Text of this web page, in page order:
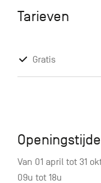
Tarieven
Gratis
Van 01 april tot 31
09u tot 18u